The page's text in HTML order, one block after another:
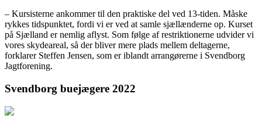
– Kursisterne ankommer til den praktiske del ved 13-tiden. Måske
rykkes tidspunktet, fordi vi er ved at samle sjællænderne op. Kurset
på Sjælland er nemlig aflyst. Som følge af restriktionerne udvider vi
vores skydeareal, så der bliver mere plads mellem deltagerne,
forklarer Steffen Jensen, som er iblandt arrangørerne i Svendborg
Jagtforening.
Svendborg buejægere 2022